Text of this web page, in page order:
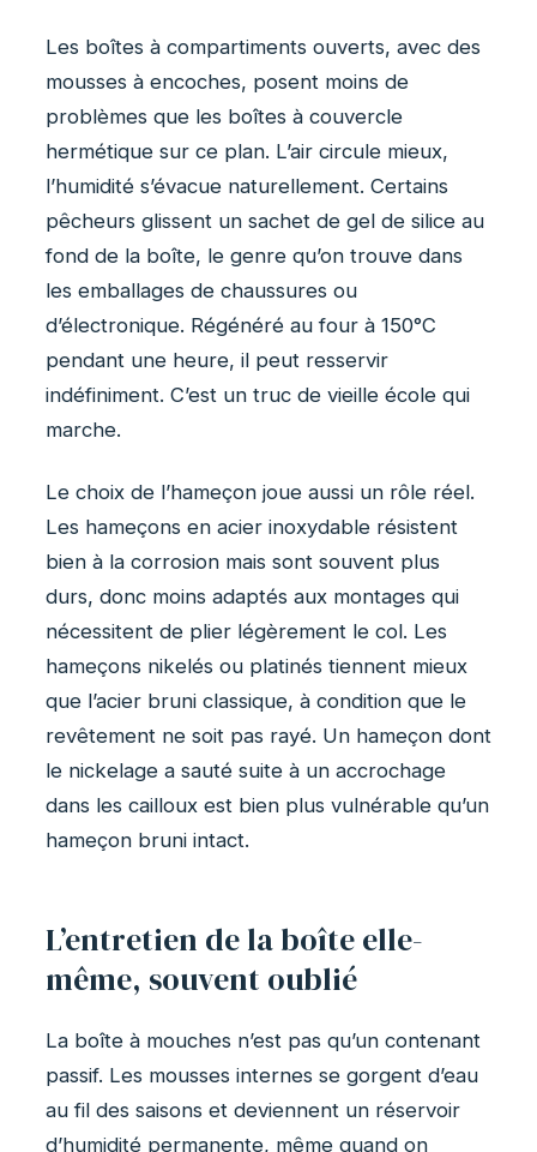
Les boîtes à compartiments ouverts, avec des
mousses à encoches, posent moins de
problèmes que les boîtes à couvercle
hermétique sur ce plan. L’air circule mieux,
l’humidité s’évacue naturellement. Certains
pêcheurs glissent un sachet de gel de silice au
fond de la boîte, le genre qu’on trouve dans
les emballages de chaussures ou
d’électronique. Régénéré au four à 150°C
pendant une heure, il peut resservir
indéfiniment. C’est un truc de vieille école qui
marche.
Le choix de l’hameçon joue aussi un rôle réel.
Les hameçons en acier inoxydable résistent
bien à la corrosion mais sont souvent plus
durs, donc moins adaptés aux montages qui
nécessitent de plier légèrement le col. Les
hameçons nikelés ou platinés tiennent mieux
que l’acier bruni classique, à condition que le
revêtement ne soit pas rayé. Un hameçon dont
le nickelage a sauté suite à un accrochage
dans les cailloux est bien plus vulnérable qu’un
hameçon bruni intact.
L’entretien de la boîte elle-
même, souvent oublié
La boîte à mouches n’est pas qu’un contenant
passif. Les mousses internes se gorgent d’eau
au fil des saisons et deviennent un réservoir
d’humidité permanente, même quand on